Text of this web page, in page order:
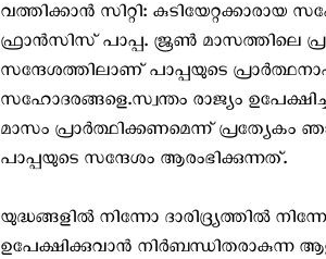
വത്തിക്കാന്‍ സിറ്റി: കുടിയേറ്റക്കാരായ
ഫ്രാൻസിസ് പാപ്പ. ജൂൺ മാസത്തിലെ
സന്ദേശത്തിലാണ് പാപ്പയുടെ
സഹോദരങ്ങളെ.സ്വന്തം രാജ്യം
മാസം പ്രാർത്ഥിക്കണമെന്ന്
പാപ്പയുടെ സന്ദേശം ആരംഭിക്കുന്നത്.
യുദ്ധങ്ങളിൽ നിന്നോ ദാരിദ്ര്യത്തിൽ
ഉപേക്ഷിക്കുവാൻ നിർബന്ധിതരാകുന്ന